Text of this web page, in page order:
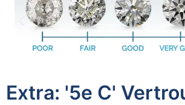
Extra: '5e C'